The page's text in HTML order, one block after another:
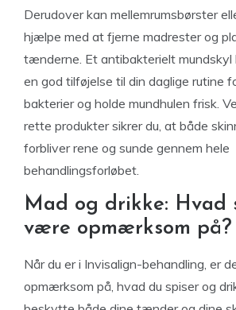
Derudover kan mellemrumsbørster
hjælpe med at fjerne madrester og
tænderne. Et antibakterielt
en god tilføjelse til din daglige rutine
bakterier og holde mundhulen frisk.
rette produkter sikrer du, at både
forbliver rene og sunde gennem hele
behandlingsforløbet.
Mad og drikke: Hvad
være opmærksom på?
Når du er i Invisalign-behandling, er
opmærksom på, hvad du spiser og